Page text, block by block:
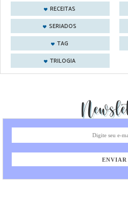
RECEITAS
SERIADOS
TAG
TRILOGIA